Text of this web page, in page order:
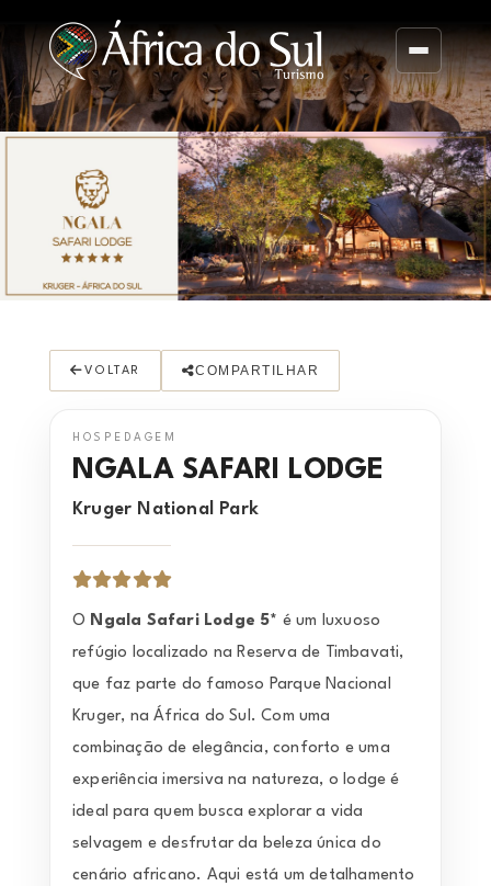
VOLTAR COMPARTILHAR
HOSPEDAGEM
NGALA SAFARI LODGE
Kruger National Park
O Ngala Safari Lodge 5* é um luxuoso
refúgio localizado na Reserva de Timbavati,
que faz parte do famoso Parque Nacional
Kruger, na África do Sul. Com uma
combinação de elegância, conforto e uma
experiência imersiva na natureza, o lodge é
ideal para quem busca explorar a vida
selvagem e desfrutar da beleza única do
cenário africano. Aqui está um detalhamento